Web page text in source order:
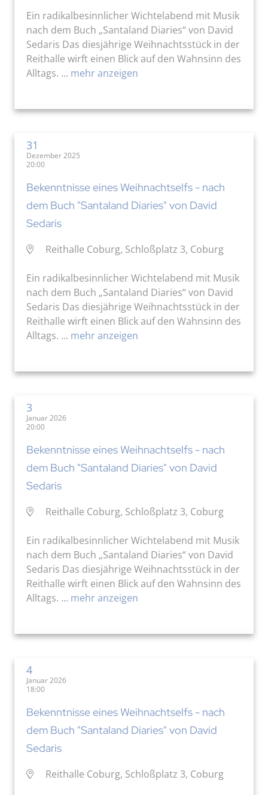
Ein radikalbesinnlicher Wichtelabend mit Musik
nach dem Buch „Santaland Diaries“ von David
Sedaris Das diesjährige Weihnachtsstück in der
Reithalle wirft einen Blick auf den Wahnsinn des
Alltags. ... mehr anzeigen
31
Dezember 2025
20:00
Bekenntnisse eines Weihnachtselfs - nach
dem Buch "Santaland Diaries" von David
Sedaris
Reithalle Coburg, Schloßplatz 3, Coburg
Ein radikalbesinnlicher Wichtelabend mit Musik
nach dem Buch „Santaland Diaries“ von David
Sedaris Das diesjährige Weihnachtsstück in der
Reithalle wirft einen Blick auf den Wahnsinn des
Alltags. ... mehr anzeigen
3
Januar 2026
20:00
Bekenntnisse eines Weihnachtselfs - nach
dem Buch "Santaland Diaries" von David
Sedaris
Reithalle Coburg, Schloßplatz 3, Coburg
Ein radikalbesinnlicher Wichtelabend mit Musik
nach dem Buch „Santaland Diaries“ von David
Sedaris Das diesjährige Weihnachtsstück in der
Reithalle wirft einen Blick auf den Wahnsinn des
Alltags. ... mehr anzeigen
4
Januar 2026
18:00
Bekenntnisse eines Weihnachtselfs - nach
dem Buch "Santaland Diaries" von David
Sedaris
Reithalle Coburg, Schloßplatz 3, Coburg